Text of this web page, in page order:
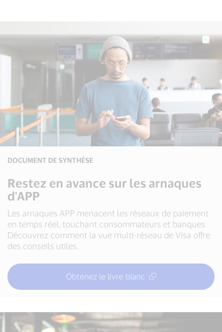
DOCUMENT DE SYNTHÈSE
Restez en avance sur les arnaques
d'APP
Les arnaques APP menacent les réseaux de paiement
en temps réel, touchant consommateurs et banques.
Découvrez comment la vue multi-réseau de Visa offre
des conseils utiles.
Obtenez le livre blanc